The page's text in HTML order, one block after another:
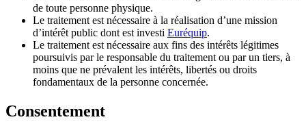
de toute personne physique.
Le traitement est nécessaire à la réalisation d’une mission
d’intérêt public dont est investi Euréquip.
Le traitement est nécessaire aux fins des intérêts légitimes
poursuivis par le responsable du traitement ou par un tiers, à
moins que ne prévalent les intérêts, libertés ou droits
fondamentaux de la personne concernée.
Consentement